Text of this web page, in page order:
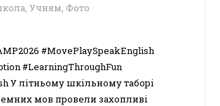
,Учням, Фото
#MovePlaySpeakEnglish
#LearningThroughFun
У літньому шкільному таборі
мов провели захопливі